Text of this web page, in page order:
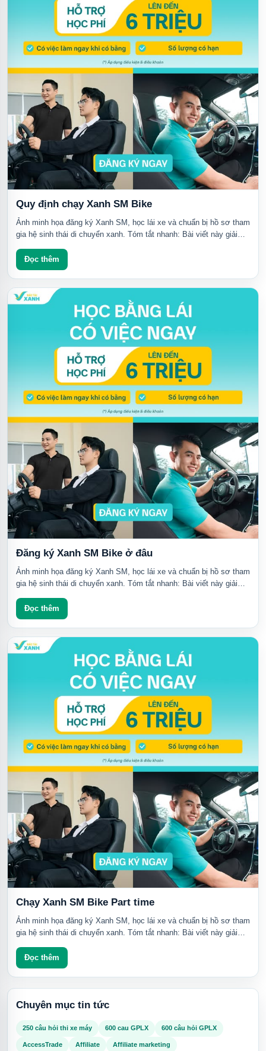
Quy định chạy Xanh SM Bike
Ảnh minh họa đăng ký Xanh SM, học lái xe và chuẩn bị hồ sơ tham
gia hệ sinh thái di chuyển xanh. Tóm tắt nhanh: Bài viết này giải
Đọc thêm
Đăng ký Xanh SM Bike ở đâu
Ảnh minh họa đăng ký Xanh SM, học lái xe và chuẩn bị hồ sơ tham
gia hệ sinh thái di chuyển xanh. Tóm tắt nhanh: Bài viết này giải
Đọc thêm
Chạy Xanh SM Bike Part time
Ảnh minh họa đăng ký Xanh SM, học lái xe và chuẩn bị hồ sơ tham
gia hệ sinh thái di chuyển xanh. Tóm tắt nhanh: Bài viết này giải
Đọc thêm
Chuyên mục tin tức
250 câu hỏi thi xe máy 600 cau GPLX 600 câu hỏi GPLX
AccessTrade Affiliate Affiliate marketing